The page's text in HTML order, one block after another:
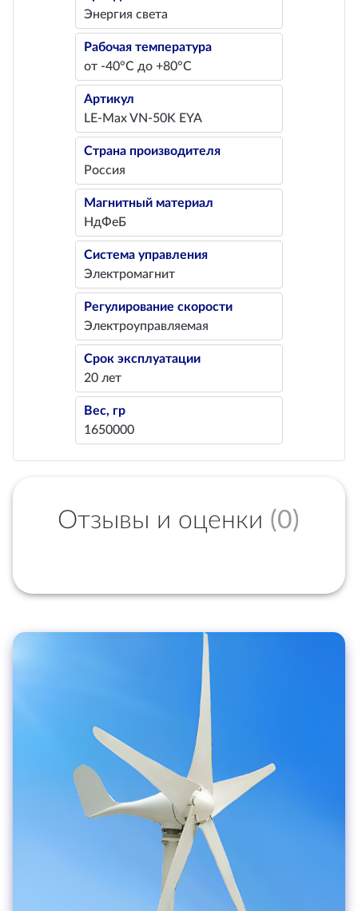
Энергия света
Рабочая температура
от -40°С до +80°С
Артикул
LE-Max VN-50K EYA
Страна производителя
Россия
Магнитный материал
НдФеБ
Система управления
Электромагнит
Регулирование скорости
Электроуправляемая
Срок эксплуатации
20 лет
Вес, гр
1650000
Отзывы и оценки (0)